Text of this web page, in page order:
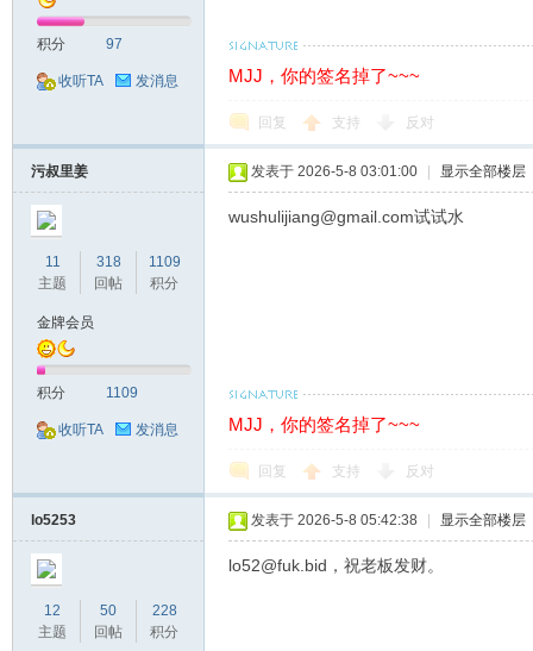
积分 97
收听TA 发消息 MJJ，你的签名掉了~~~
回复 支持 反对
污叔里姜
11
主题
318
回帖
1109
积分
金牌会员
积分 1109
收听TA 发消息
发表于 2026-5-8 03:01:00 显示全部楼层
wushulijiang@gmail.com试试水
MJJ，你的签名掉了~~~
回复 支持 反对
lo5253
12
主题
50
回帖
228
积分
发表于 2026-5-8 05:42:38 显示全部楼层
lo52@fuk.bid ，祝老板发财。